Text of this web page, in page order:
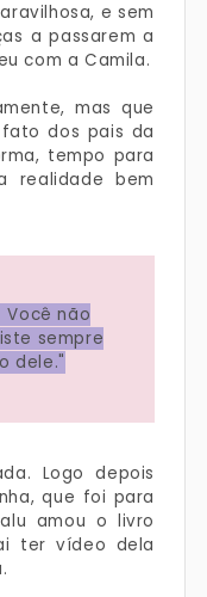
e sem
a passarem a
com a Camila.
mas que
dos pais da
tempo para
realidade bem
Você não
sempre
dele."
Logo depois
que foi para
amou o livro
ter vídeo dela